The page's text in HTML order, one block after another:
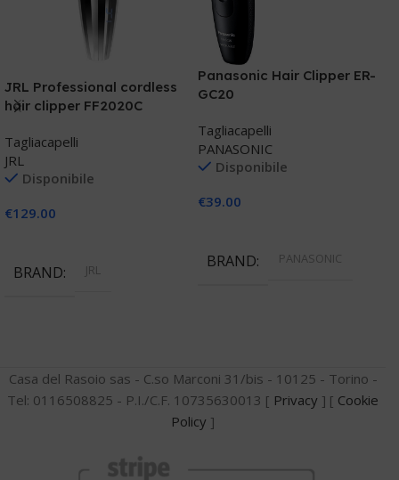
JRL Professional cordless
hair clipper FF2020C
Tagliacapelli
JRL
Disponibile
€129.00
BRAND JRL
Panasonic Hair Clipper ER-
GC20
Tagliacapelli
PANASONIC
Disponibile
€39.00
BRAND PANASONIC
Casa del Rasoio sas - C.so Marconi 31/bis - 10125 - Torino -
Tel: 0116508825 - P.I./C.F. 10735630013 [ Privacy ] [ Cookie
Policy ]